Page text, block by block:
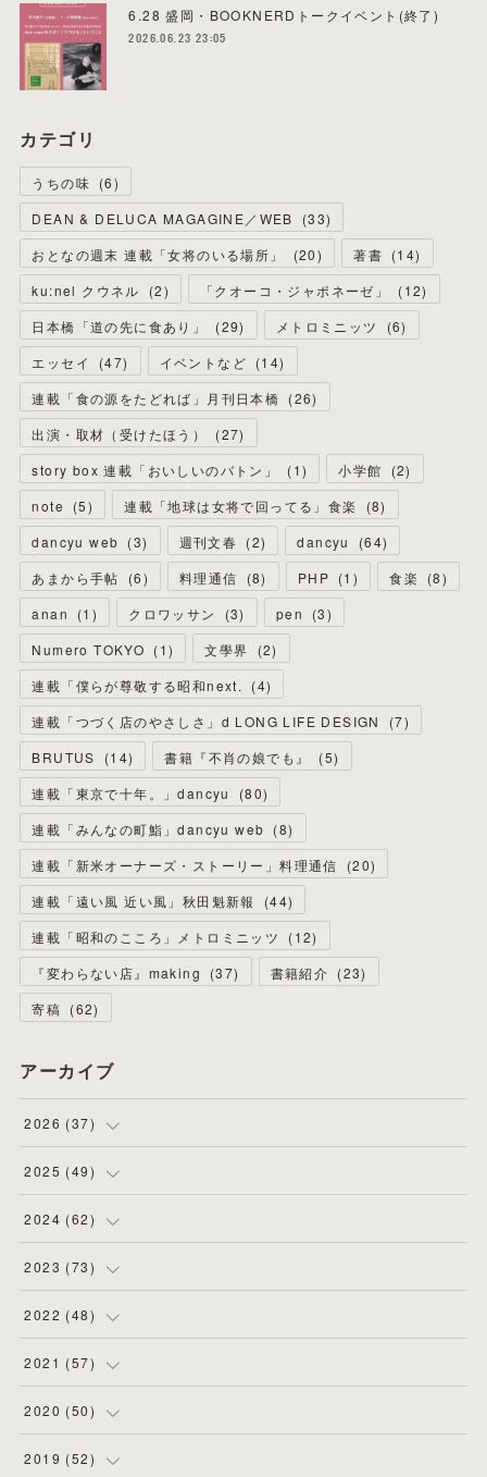
6.28 盛岡・BOOKNERDトークイベント(終了)
2026.06.23 23:05
カテゴリ
うちの味 (6)
DEAN & DELUCA MAGAGINE／WEB
(33)
おとなの週末 連載「女将のいる場所」
(20) 著書 (14)
ku:nel クウネル
(2) 「クオーコ・ジャポネーゼ」 (12)
日本橋「道の先に食あり」
(29) メトロミニッツ (6)
エッセイ
(47) イベントなど (14)
連載「食の源をたどれば」月刊日本橋 (26)
出演・取材（受けたほう）
(27)
story box 連載「おいしいのバトン」
(1) 小学館 (2)
note
(5) 連載「地球は女将で回ってる」食楽 (8)
dancyu web (3) 週刊文春 (2) dancyu (64)
あまから手帖
(6) 料理通信 (8) PHP (1 ) 食楽 (8)
anan
(1 ) クロワッサン (3) pen (3)
Numero TOKYO (1) 文學界 (2)
連載「僕らが尊敬する昭和next.
(4)
連載「つづく店のやさしさ」d LONG LIFE DESIGN
(7)
BRUTUS
(14) 書籍『不肖の娘でも』 (5)
連載「東京で十年。」dancyu
(80)
連載「みんなの町鮨」dancyu web (8)
連載「新米オーナーズ・ストーリー」料理通信
(20)
連載「遠い風 近い風」秋田魁新報
(44)
連載「昭和のこころ」メトロミニッツ
(12)
『変わらない店』making
(37) 書籍紹介 (23)
寄稿 (62)
アーカイブ
2026 (37)
(4)
(8)
(2)
( 11
2025 (49)
(3)
(4)
(3)
(4)
2024 (62)
(4)
(5)
(5)
(3 )
2023 (73)
(8)
(6)
(7)
(5)
2022 (48)
(4)
(4)
(5)
2021 (57)
(6)
(8)
2020 (50)
(2)
2019 (52)